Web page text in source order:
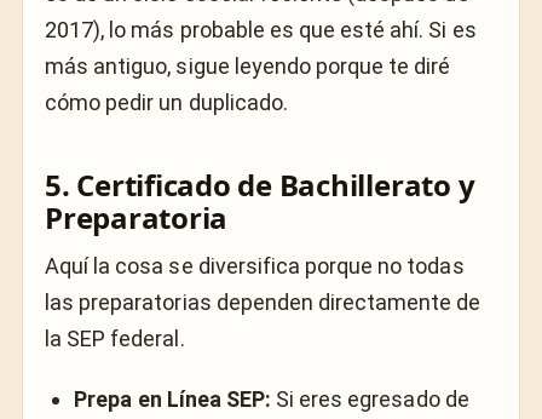
2017), lo más probable es que esté ahí. Si es
más antiguo, sigue leyendo porque te diré
cómo pedir un duplicado.
5. Certificado de Bachillerato y
Preparatoria
Aquí la cosa se diversifica porque no todas
las preparatorias dependen directamente de
la SEP federal.
Prepa en Línea SEP: Si eres egresado de